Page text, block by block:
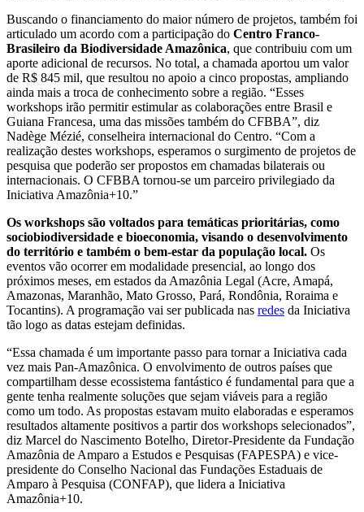
Buscando o financiamento do maior número de projetos, também foi
articulado um acordo com a participação do Centro Franco-
Brasileiro da Biodiversidade Amazônica, que contribuiu com um
aporte adicional de recursos. No total, a chamada aportou um valor
de R$ 845 mil, que resultou no apoio a cinco propostas, ampliando
ainda mais a troca de conhecimento sobre a região. “Esses
workshops irão permitir estimular as colaborações entre Brasil e
Guiana Francesa, uma das missões também do CFBBA”, diz
Nadège Mézié, conselheira internacional do Centro. “Com a
realização destes workshops, esperamos o surgimento de projetos de
pesquisa que poderão ser propostos em chamadas bilaterais ou
internacionais. O CFBBA tornou-se um parceiro privilegiado da
Iniciativa Amazônia+10.”
Os workshops são voltados para temáticas prioritárias, como
sociobiodiversidade e bioeconomia, visando o desenvolvimento
do território e também o bem-estar da população local. Os
eventos vão ocorrer em modalidade presencial, ao longo dos
próximos meses, em estados da Amazônia Legal (Acre, Amapá,
Amazonas, Maranhão, Mato Grosso, Pará, Rondônia, Roraima e
Tocantins). A programação vai ser publicada nas redes da Iniciativa
tão logo as datas estejam definidas.
“Essa chamada é um importante passo para tornar a Iniciativa cada
vez mais Pan-Amazônica. O envolvimento de outros países que
compartilham desse ecossistema fantástico é fundamental para que a
gente tenha realmente soluções que sejam viáveis para a região
como um todo. As propostas estavam muito elaboradas e esperamos
resultados altamente positivos a partir dos workshops selecionados”,
diz Marcel do Nascimento Botelho, Diretor-Presidente da Fundação
Amazônia de Amparo a Estudos e Pesquisas (FAPESPA) e vice-
presidente do Conselho Nacional das Fundações Estaduais de
Amparo à Pesquisa (CONFAP), que lidera a Iniciativa
Amazônia+10.